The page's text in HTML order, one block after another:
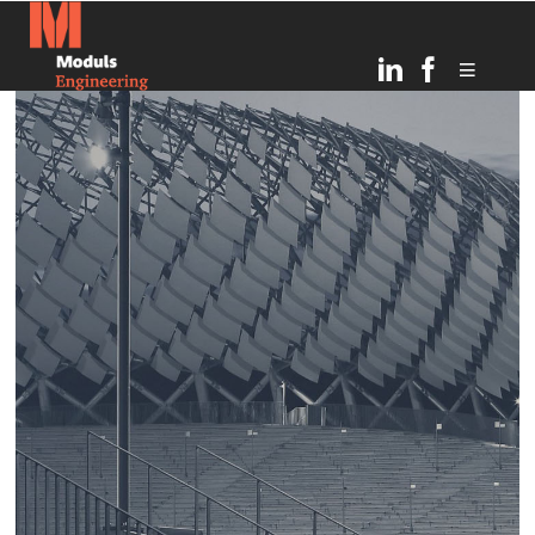
6JULY
2026
TOPOŠĀ OGRES
BĒRNUDĀRZA PAMATOS
IEMŪRĒTA KAPSULA AR
VĒSTĪJUMU NĀKAMAJĀM
PAAUDZĒM
21
MARCH
2025
RĪGAS INFRASTRUKTŪRAS
ATTĪSTĪBA UN DROŠĪBAS
UZLABOŠANA: MODULS
ENGINEERING